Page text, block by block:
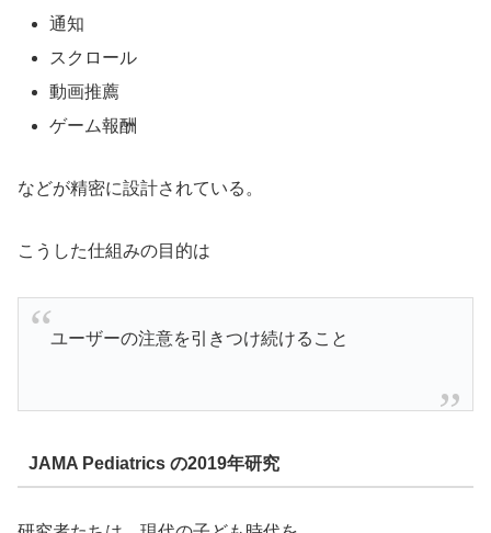
通知
スクロール
動画推薦
ゲーム報酬
などが精密に設計されている。
こうした仕組みの目的は
ユーザーの注意を引きつけ続けること
JAMA Pediatrics の2019年研究